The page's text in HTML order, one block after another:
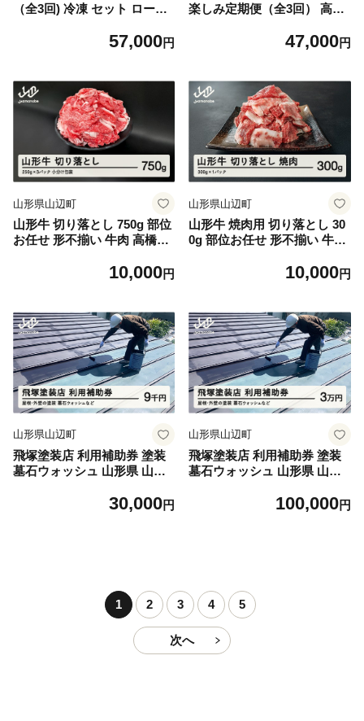
（全3回) 冷凍 セット ロース
57,000円
楽しみ定期便（全3回） 高橋
レステーキ しゃぶしゃぶ す
47,000円
山形県山辺町
山形牛 切り落とし 750g 部位
お任せ 形不揃い 牛肉 高橋畜
10,000円
山形県山辺町
山形牛 焼肉用 切り落とし 30
0g 部位お任せ 形不揃い 牛肉
送不可 tc-gnxog30010,000円
山形県山辺町
飛塚塗装店 利用補助券 塗装
墓石ウォッシュ 山形県 山辺
30,000円
山形県山辺町
飛塚塗装店 利用補助券 塗装
墓石ウォッシュ 山形県 山辺
100,000円
1 2 3 4 5
次へ